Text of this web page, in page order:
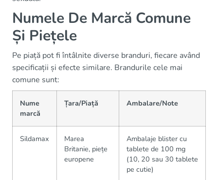
Numele De Marcă Comune
Și Piețele
Pe piață pot fi întâlnite diverse branduri, fiecare având
specificații și efecte similare. Brandurile cele mai
comune sunt:
Nume
marcă
Țara/Piață Ambalare/Note
Sildamax
Marea
Britanie, piețe
europene
Ambalaje blister cu
tablete de 100 mg
(10, 20 sau 30 tablete
pe cutie)